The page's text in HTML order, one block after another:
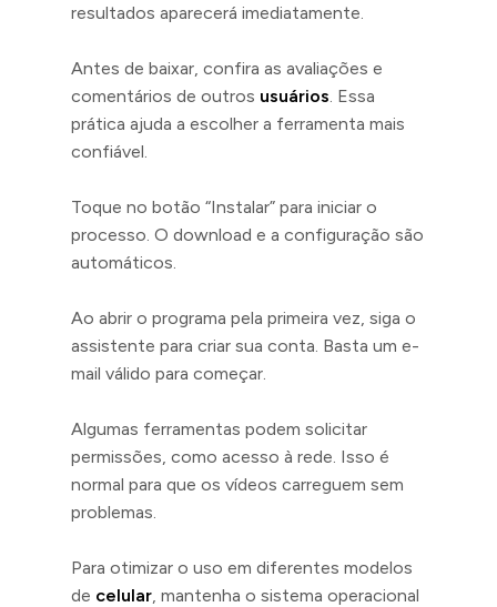
resultados aparecerá imediatamente.
Antes de baixar, confira as avaliações e
comentários de outros usuários . Essa
prática ajuda a escolher a ferramenta mais
confiável.
Toque no botão “Instalar” para iniciar o
processo. O download e a configuração são
automáticos.
Ao abrir o programa pela primeira vez, siga o
assistente para criar sua conta. Basta um e-
mail válido para começar.
Algumas ferramentas podem solicitar
permissões, como acesso à rede. Isso é
normal para que os vídeos carreguem sem
problemas.
Para otimizar o uso em diferentes modelos
de celular , mantenha o sistema operacional